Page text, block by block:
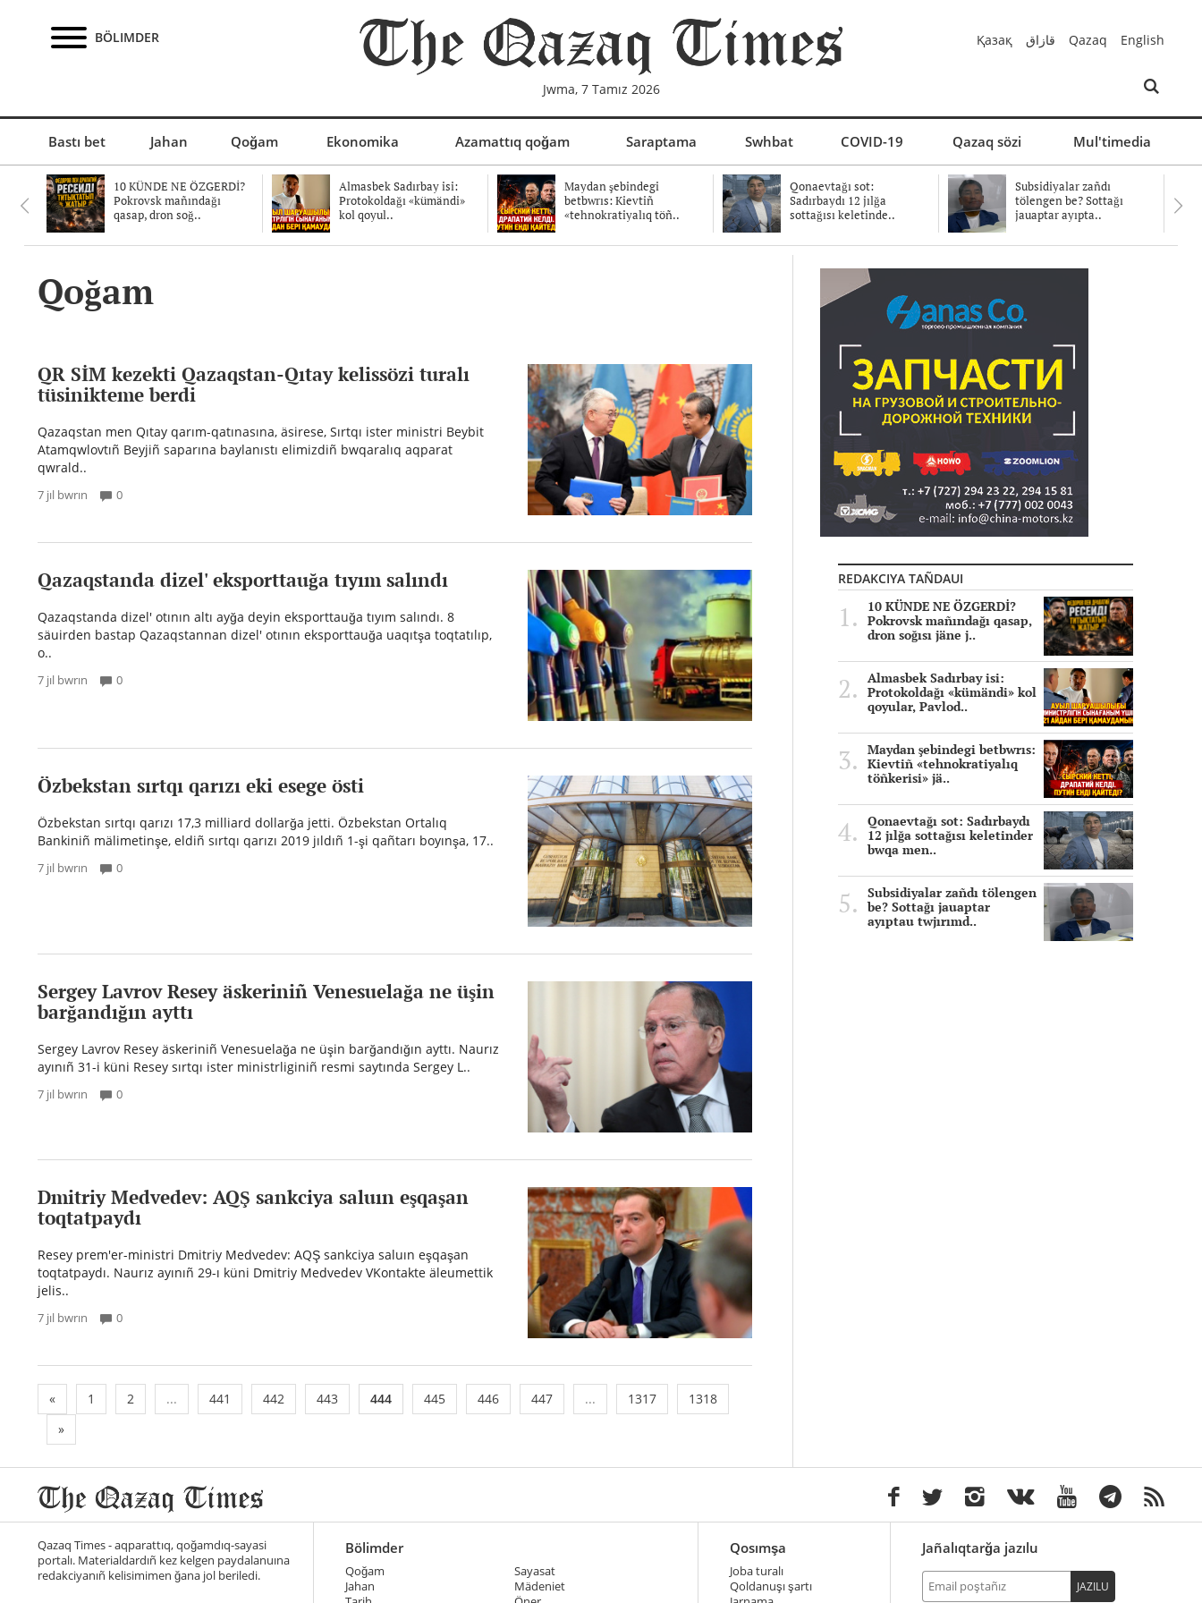
BÖLIMDER
Jwma, 7 Tamız 2026
Қазақ قازاق Qazaq English
Bastı bet Jahan Qoğam Ekonomika Azamattıq qoğam Saraptama Swhbat COVID-19 Qazaq sözi Mul'timedia
10 KÜNDE NE ÖZGERDİ?
Pokrovsk mañındağı
qasap, dron soğ..
Almasbek Sadırbay isi:
Protokoldağı «kümändi»
kol qoyul..
Maydan şebindegi
betbwrıs: Kievtiñ
«tehnokratiyalıq töñ..
Qonaevtağı sot:
Sadırbaydı 12 jılğa
sottağısı keletinde..
Subsidiyalar zañdı
tölengen be? Sottağı
jauaptar ayıpta..
Qoğam
QR SİM kezekti Qazaqstan-Qıtay kelissözi turalı
tüsinikteme berdi
Qazaqstan men Qıtay qarım-qatınasına, äsirese, Sırtqı ister ministri Beybit
Atamqwlovtıñ Beyjiñ saparına baylanıstı elimizdiñ bwqaralıq aqparat
qwrald..
7 jıl bwrın 0
Qazaqstanda dizel' eksporttauğa tıyım salındı
Qazaqstanda dizel' otının altı ayğa deyin eksporttauğa tıyım salındı. 8
säuirden bastap Qazaqstannan dizel' otının eksporttauğa uaqıtşa toqtatılıp,
o..
7 jıl bwrın 0
Özbekstan sırtqı qarızı eki esege östi
Özbekstan sırtqı qarızı 17,3 milliard dollarğa jetti. Özbekstan Ortalıq
Bankiniñ mälimetinşe, eldiñ sırtqı qarızı 2019 jıldıñ 1-şi qañtarı boyınşa, 17..
7 jıl bwrın 0
Sergey Lavrov Resey äskeriniñ Venesuelağa ne üşin
barğandığın ayttı
Sergey Lavrov Resey äskeriniñ Venesuelağa ne üşin barğandığın ayttı. Naurız
ayınıñ 31-i küni Resey sırtqı ister ministrliginiñ resmi saytında Sergey L..
7 jıl bwrın 0
Dmitriy Medvedev: AQŞ sankciya saluın eşqaşan
toqtatpaydı
Resey prem'er-ministri Dmitriy Medvedev: AQŞ sankciya saluın eşqaşan
toqtatpaydı. Naurız ayınıñ 29-ı küni Dmitriy Medvedev VKontakte äleumettik
jelis..
7 jıl bwrın 0
« 1 2 ... 441 442 443 444 445 446 447 ... 1317
1318
»
REDAKCIYA TAÑDAUI
10 KÜNDE NE ÖZGERDİ?
Pokrovsk mañındağı qasap,
dron soğısı jäne j..
Almasbek Sadırbay isi:
Protokoldağı «kümändi» kol
qoyular, Pavlod..
Maydan şebindegi betbwrıs:
Kievtiñ «tehnokratiyalıq
töñkerisi» jä..
Qonaevtağı sot: Sadırbaydı
12 jılğa sottağısı keletinder
bwqa men..
Subsidiyalar zañdı tölengen
be? Sottağı jauaptar
ayıptau twjırımd..
Qazaq Times - aqparattıq, qoğamdıq-sayasi
portalı. Materialdardıñ kez kelgen paydalanuına
redakciyanıñ kelisimimen ğana jol beriledi.
Bölimder
Qoğam
Jahan
Sayasat
Mädeniet
Qosımşa
Joba turalı
Qoldanuşı şartı
Jañalıqtarğa jazılu
JAZILU